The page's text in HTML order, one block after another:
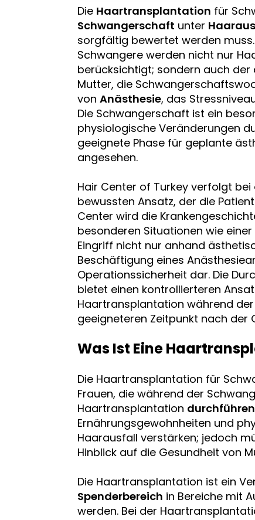
Die Haartransplantation für
Schwangerschaft unter
sorgfältig bewertet werden
Schwangere werden nicht nur
berücksichtigt; sondern auch
Mutter, die
von Anästhesie, das
Die Schwangerschaft ist ein
physiologische Veränderungen
geeignete Phase für geplante
angesehen.
Hair Center of Turkey verfolgt
bewussten Ansatz, der die
Center wird die
besonderen Situationen wie
Eingriff nicht nur anhand
Beschäftigung eines
Operationssicherheit dar. Die
bietet einen kontrollierteren
Haartransplantation während
geeigneteren Zeitpunkt nach der
Was Ist Eine
Die Haartransplantation für
Frauen, die während der
Haartransplantation
Ernährungsgewohnheiten und
Haarausfall verstärken; jedoch
Hinblick auf die Gesundheit von
Die Haartransplantation ist ein
Spenderbereich in Bereiche mit
werden. Bei der